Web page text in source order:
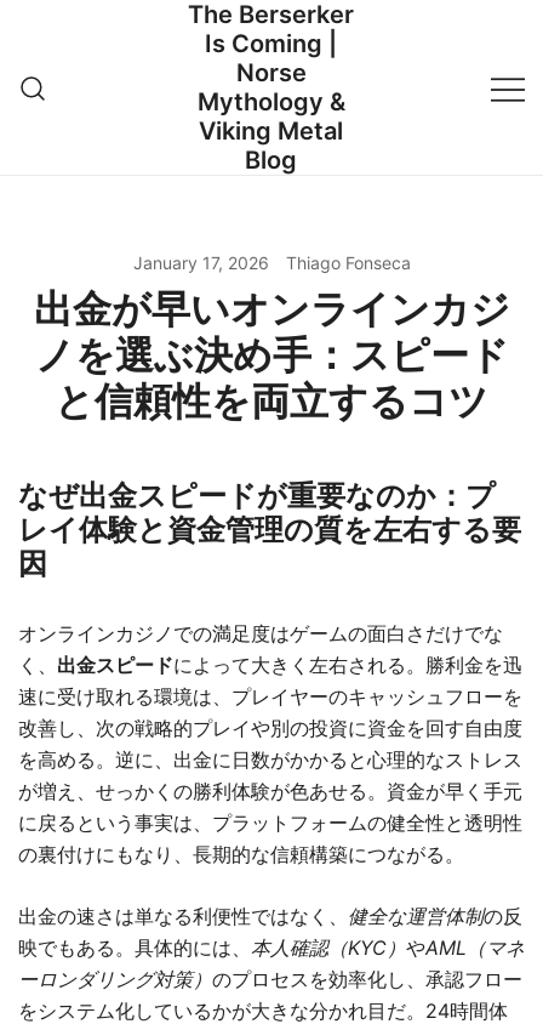
content
The Berserker
Is Coming |
Norse
Mythology &
Viking Metal
Blog
January 17, 2026 Thiago Fonseca
出金が早いオンラインカジ
ノを選ぶ決め手：スピード
と信頼性を両立するコツ
なぜ出金スピードが重要なのか：プ
レイ体験と資金管理の質を左右する要
因
オンラインカジノでの満足度はゲームの面白さだけでな
く、 出金スピードによって大きく左右される。勝利金を迅
速に受け取れる環境は、プレイヤーのキャッシュフローを
改善し、次の戦略的プレイや別の投資に資金を回す自由度
を高める。逆に、出金に日数がかかると心理的なストレス
が増え、せっかくの勝利体験が色あせる。資金が早く手元
に戻るという事実は、プラットフォームの健全性と透明性
の裏付けにもなり、長期的な信頼構築につながる。
出金の速さは単なる利便性ではなく、 健全な運営体制の反
映でもある。具体的には、 本人確認（KYC） やAML（マネ
ーロンダリング対策） のプロセスを効率化し、承認フロー
をシステム化しているかが大きな分かれ目だ。24時間体